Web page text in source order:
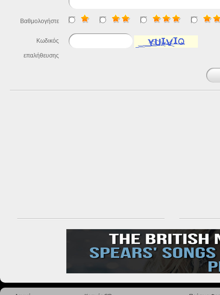
Βαθμολογήστε
Κωδικός
επαλήθευσης